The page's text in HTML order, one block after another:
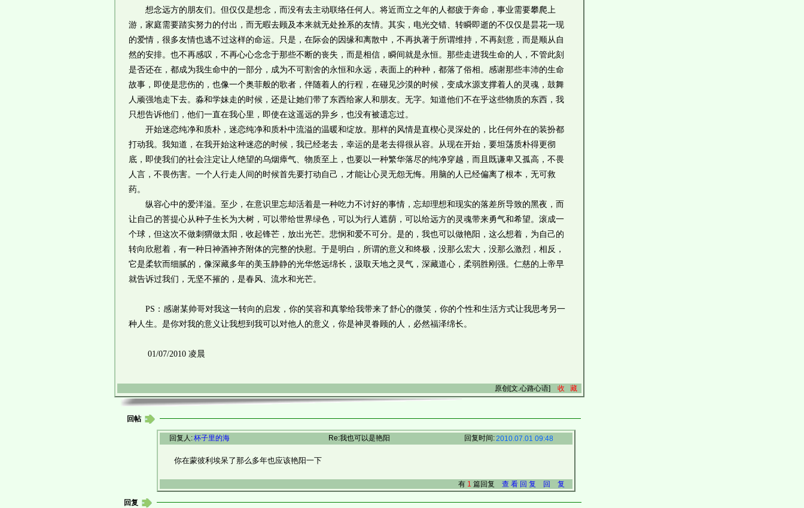
想念远方的朋友们。但仅仅是想念，而没有去主动联络任何人。将近而立之年的人都疲于奔命，事业需要攀爬上
游，家庭需要踏实努力的付出，而无暇去顾及本来就无处拴系的友情。其实，电光交错、转瞬即逝的不仅仅是昙花一现
的爱情，很多友情也逃不过这样的命运。只是，在际会的因缘和离散中，不再执著于所谓维持，不再刻意，而是顺从自
然的安排。也不再感叹，不再心心念念于那些不断的丧失，而是相信，瞬间就是永恒。那些走进我生命的人，不管此刻
是否还在，都成为我生命中的一部分，成为不可割舍的永恒和永远，表面上的种种，都落了俗相。感谢那些丰沛的生命
故事，即使是悲伤的，也像一个奥菲般的歌者，伴随着人的行程，在碰见沙漠的时候，变成水源支撑着人的灵魂，鼓舞
人顽强地走下去。淼和学妹走的时候，还是让她们带了东西给家人和朋友。无字。知道他们不在乎这些物质的东西，我
只想告诉他们，他们一直在我心里，即使在这遥远的异乡，也没有被遗忘过。
开始迷恋纯净和质朴，迷恋纯净和质朴中流溢的温暖和绽放。那样的风情是直楔心灵深处的，比任何外在的装扮都
打动我。我知道，在我开始这种迷恋的时候，我已经老去，幸运的是老去得很从容。从现在开始，要坦荡质朴得更彻
底，即使我们的社会注定让人绝望的乌烟瘴气、物质至上，也要以一种繁华落尽的纯净穿越，而且既谦卑又孤高，不畏
人言，不畏伤害。一个人行走人间的时候首先要打动自己，才能让心灵无怨无悔。用脑的人已经偏离了根本，无可救
药。
纵容心中的爱洋溢。至少，在意识里忘却活着是一种吃力不讨好的事情，忘却理想和现实的落差所导致的黑夜，而
让自己的菩提心从种子生长为大树，可以带给世界绿色，可以为行人遮荫，可以给远方的灵魂带来勇气和希望。滚成一
个球，但这次不做刺猬做太阳，收起锋芒，放出光芒。悲悯和爱不可分。是的，我也可以做艳阳，这么想着，为自己的
转向欣慰着，有一种日神酒神齐附体的完整的快慰。于是明白，所谓的意义和终极，没那么宏大，没那么激烈，相反，
它是柔软而细腻的，像深藏多年的美玉静静的光华悠远绵长，汲取天地之灵气，深藏道心，柔弱胜刚强。仁慈的上帝早
就告诉过我们，无坚不摧的，是春风、流水和光芒。
PS：感谢某帅哥对我这一转向的启发，你的笑容和真挚给我带来了舒心的微笑，你的个性和生活方式让我思考另一
种人生。是你对我的意义让我想到我可以对他人的意义，你是神灵眷顾的人，必然福泽绵长。
01/07/2010 凌晨
原创[文.心路心语] 收 藏
回帖
回复人:杯子里的海 Re:我也可以是艳阳 回复时间:2010.07.01 09:48
你在蒙彼利埃呆了那么多年也应该艳阳一下
有 1 篇回复 查 看 回 复 回 复
回复